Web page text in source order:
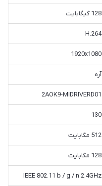
128 گیگابایت
H.264
1920x1080
آره
2AOK9-MIDRIVERD01
130
512 مگابایت
128 مگابایت
IEEE 802.11 b / g / n 2.4GHz